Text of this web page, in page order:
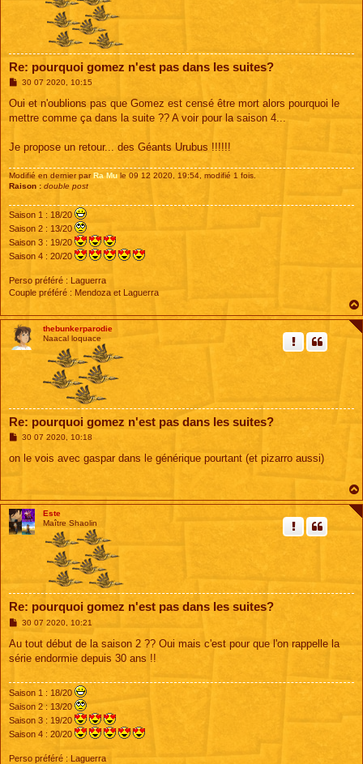
Re: pourquoi gomez n'est pas dans les suites?
M
s
a
30 07 2020, 10:15
Oui et n'oublions pas que Gomez est censé être mort alors pourquoi le
mettre comme ça dans la suite ?? A voir pour la saison 4...
Je propose un retour... des Géants Urubus !!!!!!
Modifié en dernier parRa Mu le 09 12 2020, 19:54, modifié 1 fois.
Raison : double post
Saison 1 : 18/20
Saison 2 : 13/20
Saison 3 : 19/20
Saison 4 : 20/20
Perso préféré : Laguerra
Couple préféré : Mendoza et Laguerra
thebunkerparodie
Naacal loquace
Re: pourquoi gomez n'est pas dans les suites?
M
s
30 07 2020, 10:18
on le vois avec gaspar dans le générique pourtant (et pizarro aussi)
Este
Maître Shaolin
Re: pourquoi gomez n'est pas dans les suites?
M
s
a
30 07 2020, 10:21
Au tout début de la saison 2 ?? Oui mais c'est pour que l'on rappelle la
série endormie depuis 30 ans !!
Saison 1 : 18/20
Saison 2 : 13/20
Saison 3 : 19/20
Saison 4 : 20/20
Perso préféré : Laguerra